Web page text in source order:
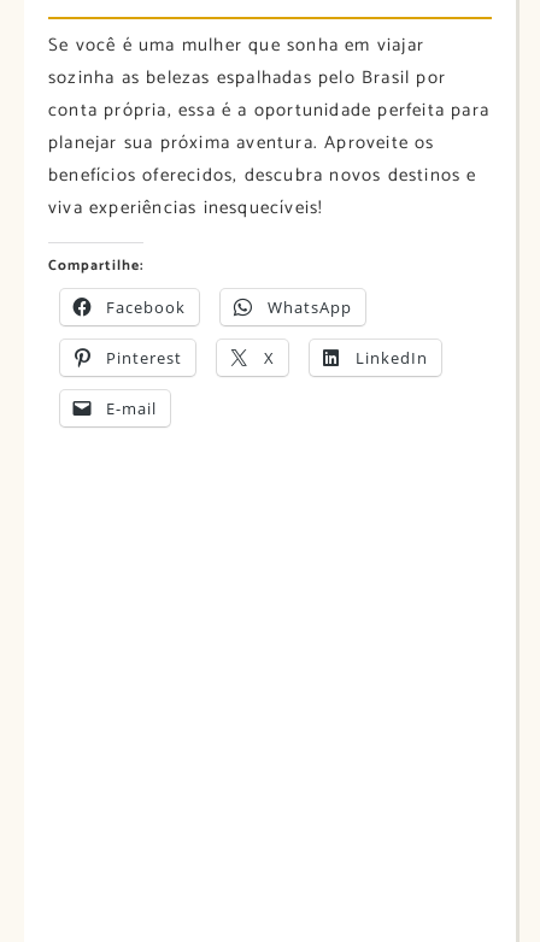
Se você é uma mulher que sonha em viajar
sozinha as belezas espalhadas pelo Brasil por
conta própria, essa é a oportunidade perfeita para
planejar sua próxima aventura. Aproveite os
benefícios oferecidos, descubra novos destinos e
viva experiências inesquecíveis!​
Compartilhe:
Facebook WhatsApp
Pinterest X LinkedIn
E-mail